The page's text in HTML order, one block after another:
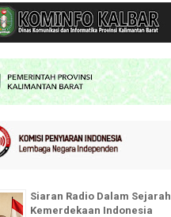
Siaran Radio Dalam Sejarah
Kemerdekaan Indonesia